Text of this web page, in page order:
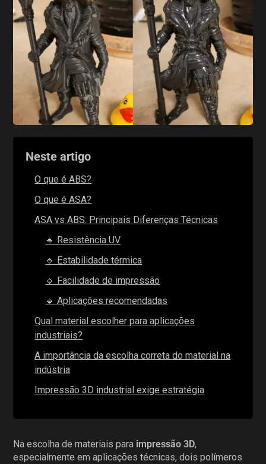
Neste artigo
O que é ABS?
O que é ASA?
ASA vs ABS: Principais Diferenças Técnicas
🔹 Resistência UV
🔹 Estabilidade térmica
🔹 Facilidade de impressão
🔹 Aplicações recomendadas
Qual material escolher para aplicações
industriais?
A importância da escolha correta do material na
indústria
Impressão 3D industrial exige estratégia
Na escolha de materiais para impressão 3D,
especialmente em aplicações técnicas, dois polímeros